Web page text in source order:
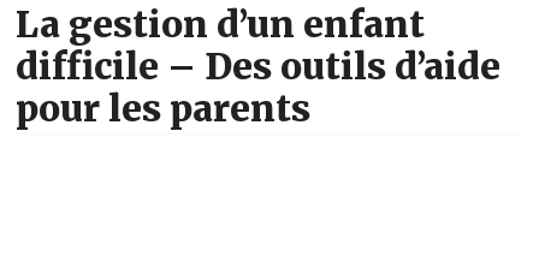
La gestion d’un enfant
difficile – Des outils d’aide
pour les parents